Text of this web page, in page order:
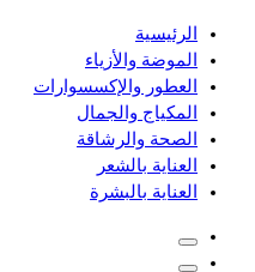
الرئيسية
الموضة والأزياء
العطور والإكسسوارات
المكياج والجمال
الصحة والرشاقة
العناية بالشعر
العناية بالبشرة